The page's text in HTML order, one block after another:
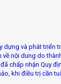
và phát triển
nội dung do
chấp nhận Quy
khi điều trị cần